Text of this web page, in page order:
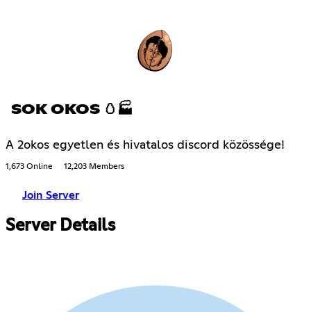
SOK OKOS 🥚🏭
A 2okos egyetlen és hivatalos discord közössége!
1,673 Online 12,203 Members
Join Server
Server Details